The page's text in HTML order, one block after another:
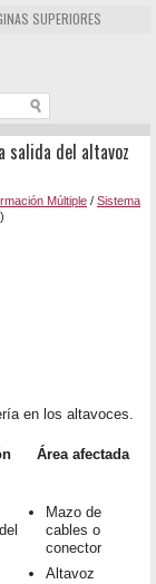
SUPERIORES
salida del altavoz
Múltiple / Sistema
en los altavoces.
Área afectada
Mazo de
cables o
conector
Altavoz